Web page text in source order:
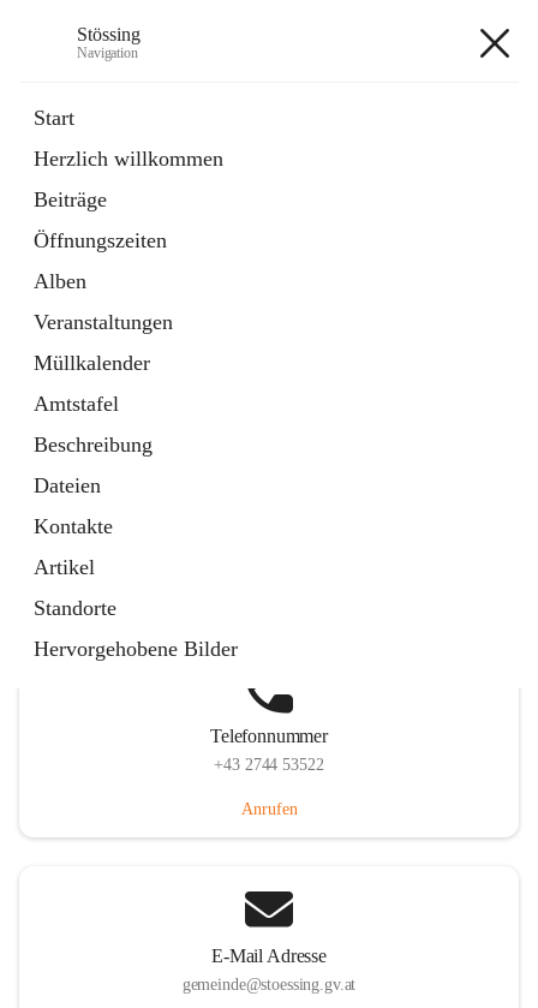
Stössing
Navigation
Start
Herzlich willkommen
Beiträge
Öffnungszeiten
Alben
Veranstaltungen
Müllkalender
Amtstafel
Beschreibung
Dateien
Kontakte
Artikel
Standorte
Hervorgehobene Bilder
Datei
in
Tab
Kindergarten
öffnet
in
neuem
Tab
Telefonnummer
+43 2744 53522
Anrufen
E-Mail Adresse
gemeinde@stoessing.gv.at